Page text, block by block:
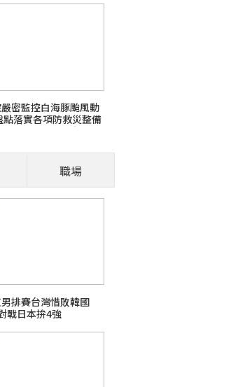
「肢體語
被摸」，腹部是其脆弱
一定想被摸 貓咪主動
密監控白海豚颱風動
點落實各項防救災整備
民眾注意颱風訊息避免
職場
排賽台灣惜敗韓國
戰日本拚4強